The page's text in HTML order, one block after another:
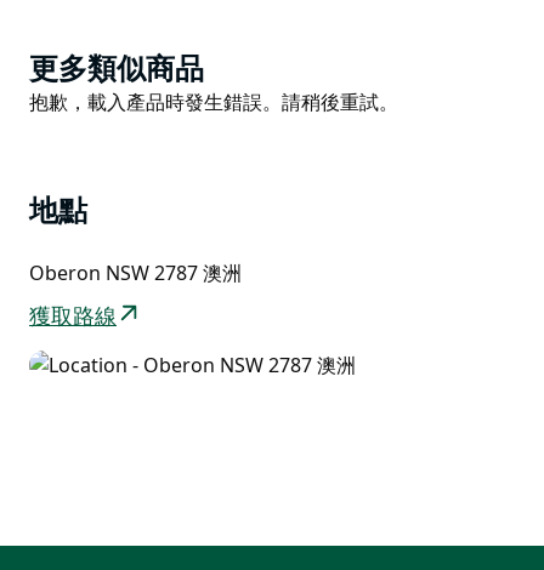
Product
List
更多類似商品
Product
抱歉，載入產品時發生錯誤。請稍後重試。
地點
Oberon NSW 2787 澳洲
獲取路線